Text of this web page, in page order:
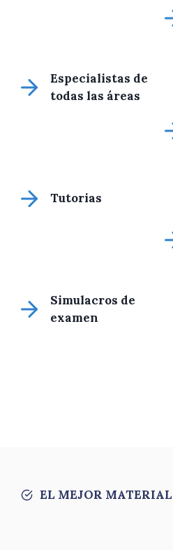
Especialistas de
todas las áreas
Tutorias
Simulacros de
examen
EL MEJOR